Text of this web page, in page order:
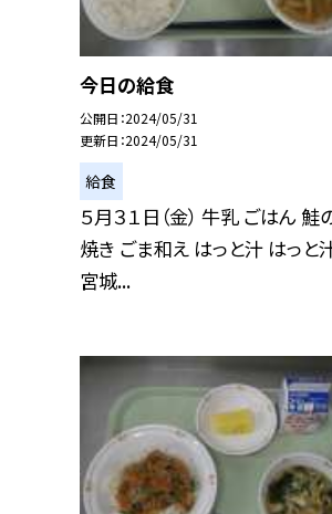
今日の給食
公開日 2024/05/31
更新日 2024/05/31
給食
５月３１日（金） 牛乳 ごはん 鮭
焼き ごま和え はっと汁 はっと
宮城...